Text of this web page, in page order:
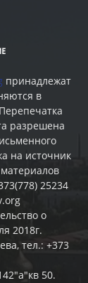
принадлежат
в
разрешена
на источник
25234
о
2018г.
тел.: +373
50.